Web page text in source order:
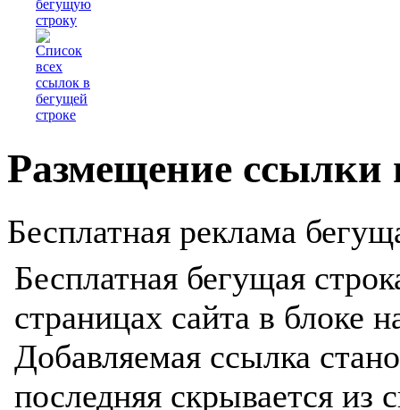
Размещение ссылки
Бесплатная реклама
Бесплатная бегущая
страницах сайта в блоке
Добавляемая ссылка
последняя скрывается из